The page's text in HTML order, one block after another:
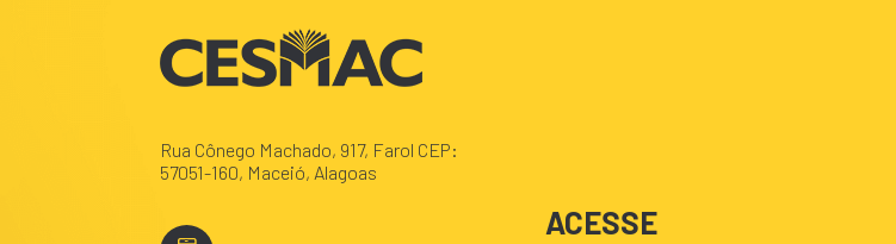
Rua Cônego Machado, 917, Farol CEP:
57051-160, Maceió, Alagoas
ACESSE